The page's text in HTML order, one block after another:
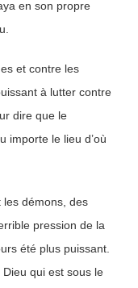
en son propre
et contre les
à lutter contre
dire que le
importe le lieu d’où
les démons, des
pression de la
été plus puissant.
qui est sous le